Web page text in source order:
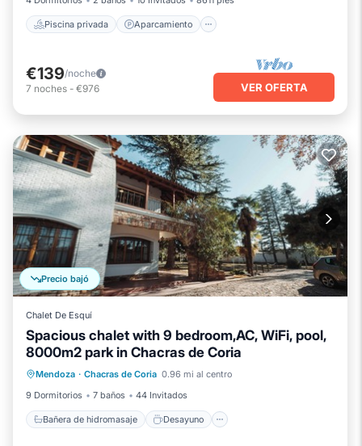
Piscina privada Aparcamiento
€139/noche
7 noches - €976 VER OFERTA
Precio bajó
Chalet De Esquí
Spacious chalet with 9 bedroom,AC, WiFi, pool,
8000m2 park in Chacras de Coria
Mendoza · Chacras de Coria 0.96 mi al centro
9 Dormitorios
7 baños 44 Invitados
Bañera de hidromasaje Desayuno
Bañera de hidromasaje
Desayuno
Aparcamiento
Piscina